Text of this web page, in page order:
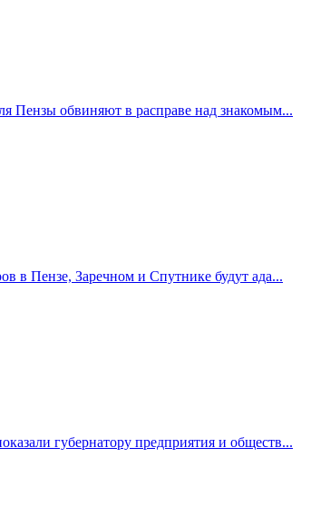
Пензы обвиняют в расправе над знакомым...
в Пензе, Заречном и Спутнике будут ада...
губернатору предприятия и обществ...